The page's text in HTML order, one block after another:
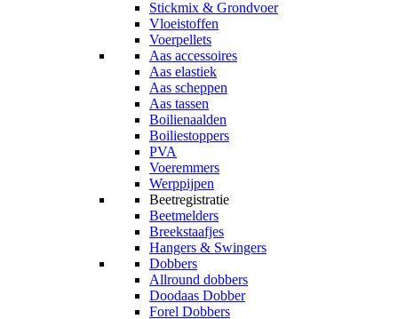
Stickmix & Grondvoer
Vloeistoffen
Voerpellets
Aas accessoires
Aas elastiek
Aas scheppen
Aas tassen
Boilienaalden
Boiliestoppers
PVA
Voeremmers
Werppijpen
Beetregistratie
Beetmelders
Breekstaafjes
Hangers & Swingers
Dobbers
Allround dobbers
Doodaas Dobber
Forel Dobbers